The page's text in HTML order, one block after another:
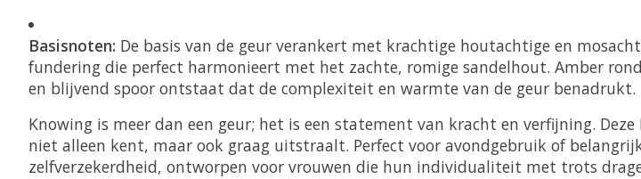
Basisnoten: De basis van de geur verankert met krachtige houtachtige en
fundering die perfect harmonieert met het zachte, romige sandelhout. Amber
en blijvend spoor ontstaat dat de complexiteit en warmte van de geur benadrukt.
Knowing is meer dan een geur; het is een statement van kracht en verfijning.
niet alleen kent, maar ook graag uitstraalt. Perfect voor avondgebruik of
zelfverzekerdheid, ontworpen voor vrouwen die hun individualiteit met trots